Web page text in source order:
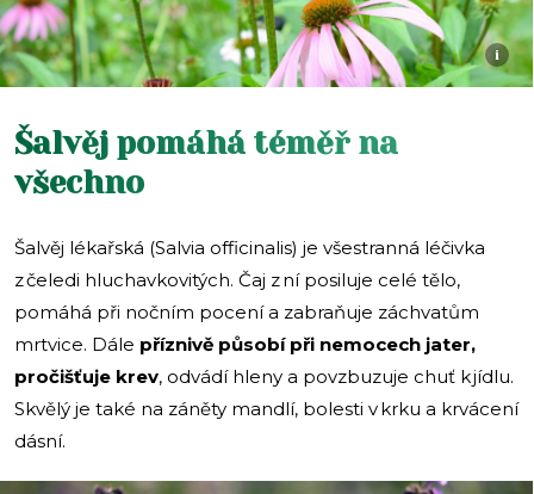
i
Šalvěj pomáhá téměř na
všechno
Šalvěj lékařská (Salvia officinalis) je všestranná léčivka
z čeledi hluchavkovitých. Čaj z ní posiluje celé tělo,
pomáhá při nočním pocení a zabraňuje záchvatům
mrtvice. Dále příznivě působí při nemocech jater,
pročišťuje krev, odvádí hleny a povzbuzuje chuť k jídlu.
Skvělý je také na záněty mandlí, bolesti v krku a krvácení
dásní.